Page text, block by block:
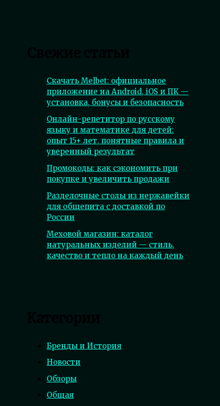
Скачать Melbet: официальное
приложение на Android, iOS и ПК —
установка, бонусы и безопасность
Онлайн-репетитор по русскому
языку и математике для детей:
опыт 15+ лет, понятные правила и
уверенный результат
Промокоды: как сэкономить при
покупке и увеличить продажи
Разделочные столы из нержавейки
для общепита с доставкой по
России
Меховой магазин: каталог
натуральных изделий — стиль,
качество и тепло на каждый день
Бренды и История
Новости
Обзоры
Общая